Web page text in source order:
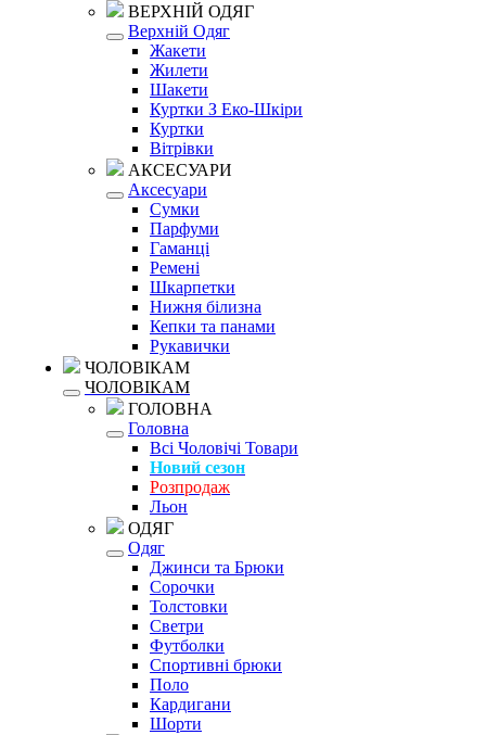
ВЕРХНІЙ ОДЯГ
Верхній Одяг
Жакети
Жилети
Шакети
Куртки З Еко-Шкіри
Куртки
Вітрівки
АКСЕСУАРИ
Аксесуари
Сумки
Парфуми
Гаманці
Ремені
Шкарпетки
Нижня білизна
Кепки та панами
Рукавички
ЧОЛОВІКАМ
ЧОЛОВІКАМ
ГОЛОВНА
Головна
Всі Чоловічі Товари
Новий сезон
Розпродаж
Льон
ОДЯГ
Одяг
Джинси та Брюки
Сорочки
Толстовки
Светри
Футболки
Спортивні брюки
Поло
Кардигани
Шорти